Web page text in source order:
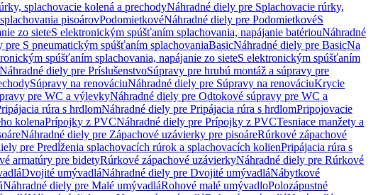
splachovacie kolená a prechodyNáhradné diely pre Splachovacie rúrky,
pisoárovPodomietkovéNáhradné diely pre PodomietkovéS
zo sieteS elektronickým spúšťaním splachovania, napájanie batériouNáhradné
pre S pneumatickým spúšťaním splachovaniaBasicNáhradné diely pre BasicNa
spúšťaním splachovania, napájanie zo sieteS elektronickým spúšťaním
Náhradné diely pre PríslušenstvoSúpravy pre hrubú montáž a súpravy pre
Súpravy na renováciuNáhradné diely pre Súpravy na renováciuKrycie
pre WC a výlevkyNáhradné diely pre Odtokové súpravy pre WC a
rúra s hrdlomNáhradné diely pre Pripájacia rúra s hrdlomPripojovacie
kolenaPrípojky z PVCNáhradné diely pre Prípojky z PVCTesniace manžety a
Náhradné diely pre Zápachové uzávierky pre pisoáreRúrkové zápachové
pre Predĺženia splachovacích rúrok a splachovacích kolienPripájacia rúra s
armatúry pre bidetyRúrkové zápachové uzávierkyNáhradné diely pre Rúrkové
Dvojité umývadláNáhradné diely pre Dvojité umývadláNábytkové
Náhradné diely pre Malé umývadláRohové malé umývadloPolozápustné